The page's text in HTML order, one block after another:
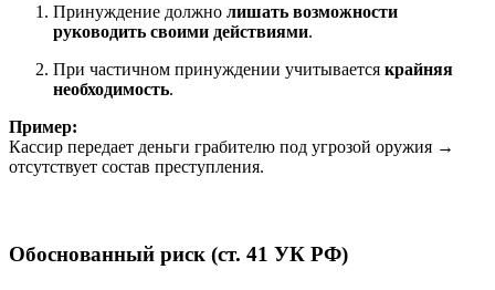
Принуждение должно лишать возможности
руководить своими действиями.
При частичном принуждении учитывается крайняя
необходимость.
Пример:
Кассир передает деньги грабителю под угрозой оружия →
отсутствует состав преступления.
Обоснованный риск (ст. 41 УК РФ)